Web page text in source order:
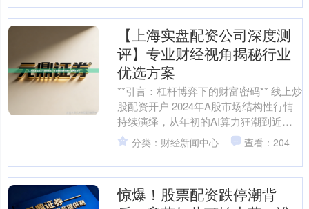
【上海实盘配资公司深度测
评】专业财经视角揭秘行业
优选方案
**引言：杠杆博弈下的财富密码** 线上炒
股配资开户 2024年A股市场结构性行情
持续演绎，从年初的AI算力狂潮到近期
新能源产业链的估值修复，指数波动背
后隐藏着....
分类：财经新闻中心 查看：204
惊爆！股票配资跌停潮背